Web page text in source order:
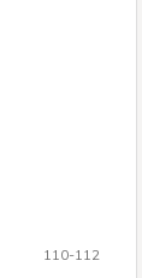
110-112